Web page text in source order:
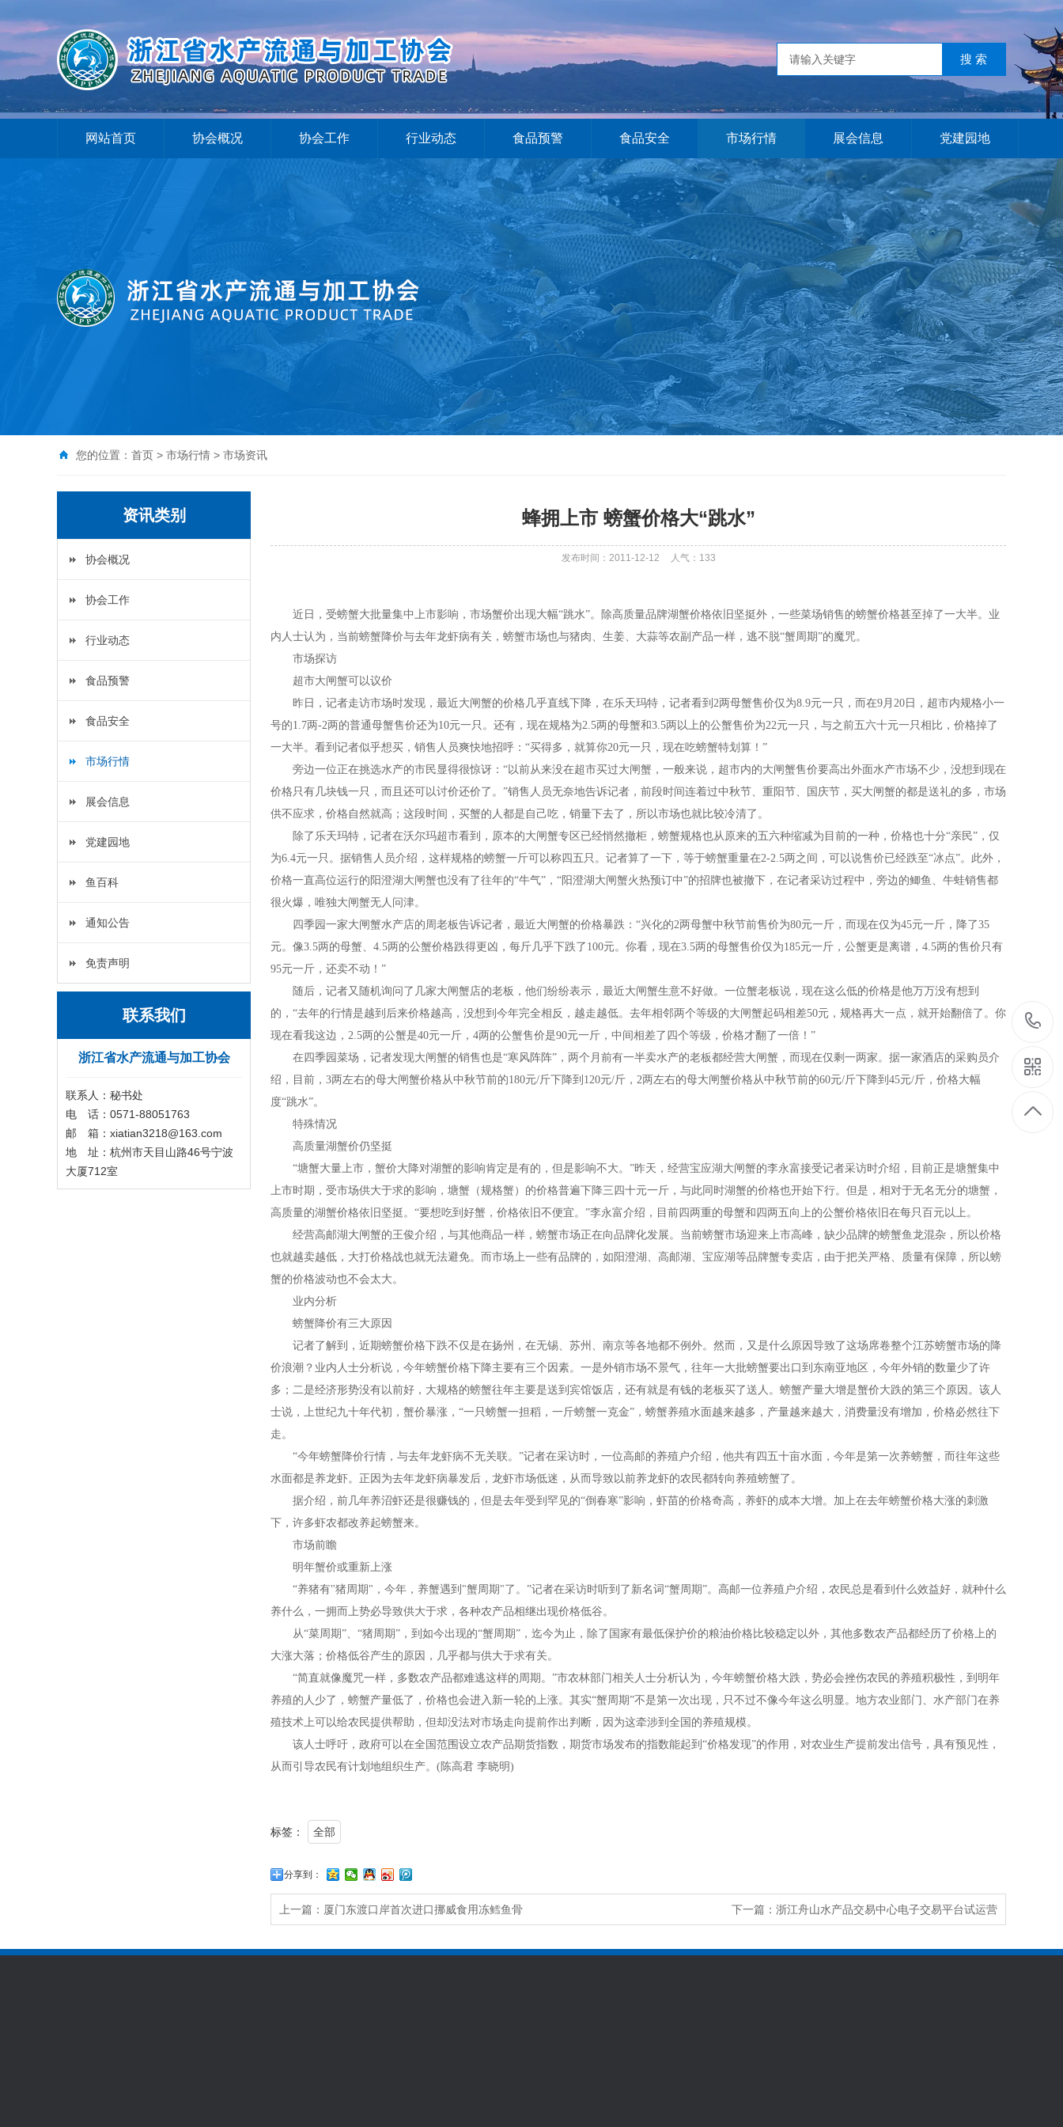
网站首页 协会概况 协会工作 行业动态 食品预警 食品安全 市场行情 展会信息 党建园地
您的位置： 首页 > 市场行情 > 市场资讯
资讯类别
协会概况
协会工作
行业动态
食品预警
食品安全
市场行情
展会信息
党建园地
鱼百科
通知公告
免责声明
联系我们
浙江省水产流通与加工协会
联系人：秘书处
电 话：0571-88051763
邮 箱：xiatian3218@163.com
地 址：杭州市天目山路46号宁波
大厦712室
蜂拥上市 螃蟹价格大“跳水”
发布时间：2011-12-12 人气： 133
近日，受螃蟹大批量集中上市影响，市场蟹价出现大幅“跳水”。除高质量品牌湖蟹价格依旧坚挺外，一些菜场销售的螃蟹价格甚至掉了一大半。业
内人士认为，当前螃蟹降价与去年龙虾病有关，螃蟹市场也与猪肉、生姜、大蒜等农副产品一样，逃不脱“蟹周期”的魔咒。
市场探访
超市大闸蟹可以议价
昨日，记者走访市场时发现，最近大闸蟹的价格几乎直线下降，在乐天玛特，记者看到 2两母蟹售价仅为8.9元一只，而在9月 20 日，超市内规格小一
号的1.7两-2两的普通母蟹售价还为10元一只。还有，现在规格为2.5两的母蟹和3.5两以上的公蟹售价为22元一只，与之前五六十元一只相比，价格掉了
一大半。看到记者似乎想买，销售人员爽快地招呼：“买得多，就算你20元一只，现在吃螃蟹特划算！”
旁边一位正在挑选水产的市民显得很惊讶：“以前从来没在超市买过大闸蟹，一般来说，超市内的大闸蟹售价要高出外面水产市场不少，没想到现在
价格只有几块钱一只，而且还可以讨价还价了。”销售人员无奈地告诉记者，前段时间连着过中秋节、重阳节、国庆节，买大闸蟹的都是送礼的多，市场
供不应求，价格自然就高；这段时间，买蟹的人都是自己吃，销量下去了，所以市场也就比较冷清了。
除了乐天玛特，记者在沃尔玛超市看到，原本的大闸蟹专区已经悄然撤柜，螃蟹规格也从原来的五六种缩减为目前的一种，价格也十分“亲民”，仅
为6.4元一只。据销售人员介绍，这样规格的螃蟹一斤可以称四五只。记者算了一下，等于螃蟹重量在2-2.5两之间，可以说售价已经跌至“冰点”。此外，
价格一直高位运行的阳澄湖大闸蟹也没有了往年的“牛气”，“阳澄湖大闸蟹火热预订中”的招牌也被撤下，在记者采访过程中，旁边的鲫鱼、牛蛙销售都
很火爆，唯独大闸蟹无人问津。
四季园一家大闸蟹水产店的周老板告诉记者，最近大闸蟹的价格暴跌：“兴化的2两母蟹中秋节前售价为80元一斤，而现在仅为45元一斤，降了35
元。像3.5两的母蟹、 4.5两的公蟹价格跌得更凶，每斤几乎下跌了 100元。你看，现在3.5两的母蟹售价仅为185元一斤，公蟹更是离谱， 4.5两的售价只有
95元一斤，还卖不动！”
随后，记者又随机询问了几家大闸蟹店的老板，他们纷纷表示，最近大闸蟹生意不好做。一位蟹老板说，现在这么低的价格是他万万没有想到
的，“去年的行情是越到后来价格越高，没想到今年完全相反，越走越低。去年相邻两个等级的大闸蟹起码相差50元，规格再大一点，就开始翻倍了。你
现在看我这边， 2.5两的公蟹是40元一斤， 4两的公蟹售价是90元一斤，中间相差了四个等级，价格才翻了一倍！”
在四季园菜场，记者发现大闸蟹的销售也是“寒风阵阵”，两个月前有一半卖水产的老板都经营大闸蟹，而现在仅剩一两家。据一家酒店的采购员介
绍，目前， 3两左右的母大闸蟹价格从中秋节前的180元/斤下降到 120元/斤， 2两左右的母大闸蟹价格从中秋节前的60元/斤下降到 45元/斤，价格大幅
度“跳水”。
特殊情况
高质量湖蟹价仍坚挺
“塘蟹大量上市，蟹价大降对湖蟹的影响肯定是有的，但是影响不大。”昨天，经营宝应湖大闸蟹的李永富接受记者采访时介绍，目前正是塘蟹集中
上市时期，受市场供大于求的影响，塘蟹（规格蟹）的价格普遍下降三四十元一斤，与此同时湖蟹的价格也开始下行。但是，相对于无名无分的塘蟹，
高质量的湖蟹价格依旧坚挺。“要想吃到好蟹，价格依旧不便宜。”李永富介绍，目前四两重的母蟹和四两五向上的公蟹价格依旧在每只百元以上。
经营高邮湖大闸蟹的王俊介绍，与其他商品一样，螃蟹市场正在向品牌化发展。当前螃蟹市场迎来上市高峰，缺少品牌的螃蟹鱼龙混杂，所以价格
也就越卖越低，大打价格战也就无法避免。而市场上一些有品牌的，如阳澄湖、高邮湖、宝应湖等品牌蟹专卖店，由于把关严格、质量有保障，所以螃
蟹的价格波动也不会太大。
业内分析
螃蟹降价有三大原因
记者了解到，近期螃蟹价格下跌不仅是在扬州，在无锡、苏州、南京等各地都不例外。然而，又是什么原因导致了这场席卷整个江苏螃蟹市场的降
价浪潮？业内人士分析说，今年螃蟹价格下降主要有三个因素。一是外销市场不景气，往年一大批螃蟹要出口到东南亚地区，今年外销的数量少了许
多；二是经济形势没有以前好，大规格的螃蟹往年主要是送到宾馆饭店，还有就是有钱的老板买了送人。螃蟹产量大增是蟹价大跌的第三个原因。该人
士说，上世纪九十年代初，蟹价暴涨，“一只螃蟹一担稻，一斤螃蟹一克金”，螃蟹养殖水面越来越多，产量越来越大，消费量没有增加，价格必然往下
走。
“今年螃蟹降价行情，与去年龙虾病不无关联。”记者在采访时，一位高邮的养殖户介绍，他共有四五十亩水面，今年是第一次养螃蟹，而往年这些
水面都是养龙虾。正因为去年龙虾病暴发后，龙虾市场低迷，从而导致以前养龙虾的农民都转向养殖螃蟹了。
据介绍，前几年养沼虾还是很赚钱的，但是去年受到罕见的“倒春寒”影响，虾苗的价格奇高，养虾的成本大增。加上在去年螃蟹价格大涨的刺激
下，许多虾农都改养起螃蟹来。
市场前瞻
明年蟹价或重新上涨
“养猪有"猪周期 " ，今年，养蟹遇到 "蟹周期 "了。”记者在采访时听到了新名词“蟹周期”。高邮一位养殖户介绍，农民总是看到什么效益好，就种什么
养什么，一拥而上势必导致供大于求，各种农产品相继出现价格低谷。
从“菜周期”、“猪周期”，到如今出现的“蟹周期”，迄今为止，除了国家有最低保护价的粮油价格比较稳定以外，其他多数农产品都经历了价格上的
大涨大落；价格低谷产生的原因，几乎都与供大于求有关。
“简直就像魔咒一样，多数农产品都难逃这样的周期。”市农林部门相关人士分析认为，今年螃蟹价格大跌，势必会挫伤农民的养殖积极性，到明年
养殖的人少了，螃蟹产量低了，价格也会进入新一轮的上涨。其实“蟹周期”不是第一次出现，只不过不像今年这么明显。地方农业部门、水产部门在养
殖技术上可以给农民提供帮助，但却没法对市场走向提前作出判断，因为这牵涉到全国的养殖规模。
该人士呼吁，政府可以在全国范围设立农产品期货指数，期货市场发布的指数能起到“价格发现”的作用，对农业生产提前发出信号，具有预见性，
从而引导农民有计划地组织生产。 ( 陈高君 李晓明)
标签： 全部
分享到：
上一篇： 厦门东渡口岸首次进口挪威食用冻鳕鱼骨 下一篇： 浙江舟山水产品交易中心电子交易平台试运营